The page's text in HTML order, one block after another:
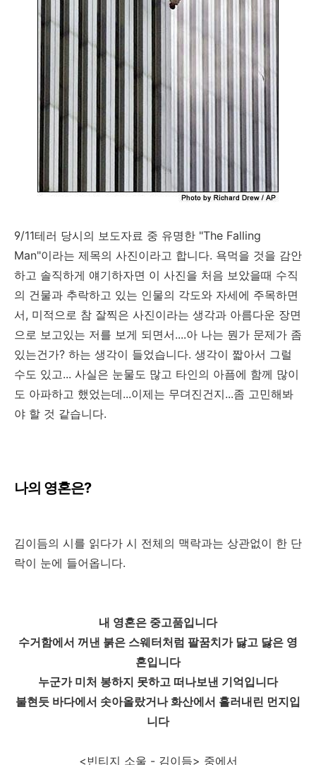
9/11테러 당시의 보도자료 중 유명한 "The Falling
Man"이라는 제목의 사진이라고 합니다. 욕먹을 것을 감안
하고 솔직하게 얘기하자면 이 사진을 처음 보았을때 수직
의 건물과 추락하고 있는 인물의 각도와 자세에 주목하면
서, 미적으로 참 잘찍은 사진이라는 생각과 아름다운 장면
으로 보고있는 저를 보게 되면서....아 나는 뭔가 문제가 좀
있는건가? 하는 생각이 들었습니다. 생각이 짧아서 그럴
수도 있고... 사실은 눈물도 많고 타인의 아픔에 함께 많이
도 아파하고 했었는데...이제는 무뎌진건지...좀 고민해봐
야 할 것 같습니다.
나의 영혼은?
김이듬의 시를 읽다가 시 전체의 맥락과는 상관없이 한 단
락이 눈에 들어옵니다.
내 영혼은 중고품입니다
수거함에서 꺼낸 붉은 스웨터처럼 팔꿈치가 닳고 닳은 영
혼입니다
누군가 미처 봉하지 못하고 떠나보낸 기억입니다
불현듯 바다에서 솟아올랐거나 화산에서 흘러내린 먼지입
니다
<빈티지 소울 - 김이듬> 중에서